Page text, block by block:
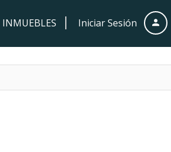
Iniciar Sesión
INMUEBLES